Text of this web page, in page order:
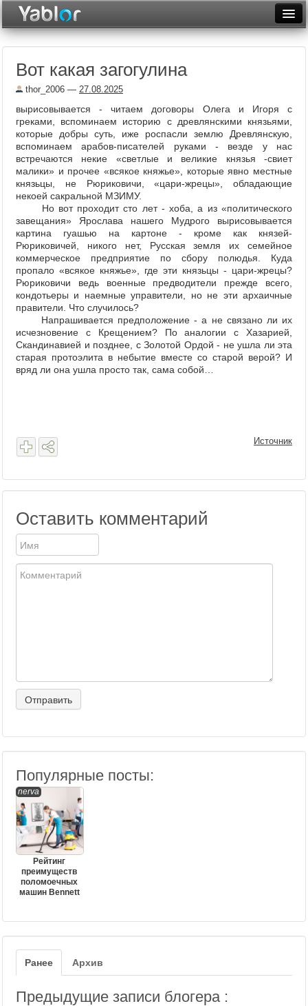
Неделя
Рейтинги
Архив
Видеотоп
Вот какая загогулина
thor_2006 — 27.08.2025
вырисовывается - читаем договоры Олега и Игоря с
греками, вспоминаем историю с древлянскими князьями,
которые добры суть, иже роспасли землю Древлянскую,
вспоминаем арабов-писателей руками - везде у нас
встречаются некие «светлые и великие князья -свиет
малики» и прочее «всякое княжье», которые явно местные
князьцы, не Рюриковичи, «цари-жрецы», обладающие
некоей сакральной МЗИМУ.
Но вот проходит сто лет - хоба, а из «политического
завещания» Ярослава нашего Мудрого вырисовывается
картина гуашью на картоне - кроме как князей-
Рюриковичей, никого нет, Русская земля их семейное
коммерческое предприятие по сбору полюдья. Куда
пропало «всякое княжье», где эти князьцы - цари-жрецы?
Рюриковичи ведь военные предводители прежде всего,
кондотьеры и наемные управители, но не эти архаичные
правители. Что случилось?
Напрашивается предположение - а не связано ли их
исчезновение с Крещением? По аналогии с Хазарией,
Скандинавией и позднее, с Золотой Ордой - не ушла ли эта
старая протоэлита в небытие вместе со старой верой? И
вряд ли она ушла просто так, сама собой…
Источник
Оставить комментарий
Популярные посты:
nerva
Рейтинг
преимуществ
поломоечных
машин Bennett
Ранее Архив
Предыдущие записи блогера :